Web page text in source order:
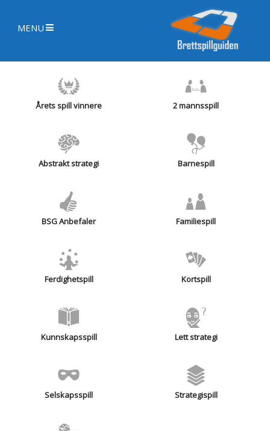
MENU
Årets spill vinnere 2 mannsspill
Abstrakt strategi Barnespill
BSG Anbefaler Familiespill
Ferdighetspill Kortspill
Kunnskapsspill Lett strategi
Selskapsspill Strategispill